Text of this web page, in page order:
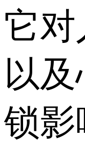
它
以
锁影